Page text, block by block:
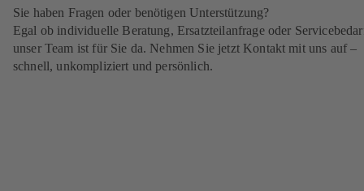
Sie haben Fragen oder benötigen Unterstützung?
Egal ob individuelle Beratung, Ersatzteilanfrage oder
unser Team ist für Sie da. Nehmen Sie jetzt Kontakt mit uns auf –
schnell, unkompliziert und persönlich.